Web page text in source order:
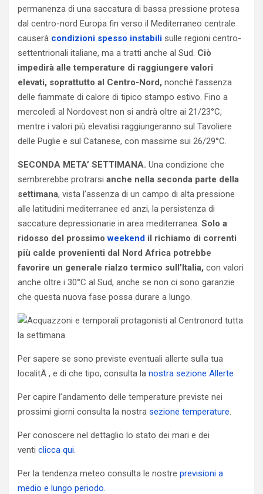
permanenza di una saccatura di bassa pressione protesa
dal centro-nord Europa fin verso il Mediterraneo centrale
causerà condizioni spesso instabili sulle regioni centro-
settentrionali italiane, ma a tratti anche al Sud. Ciò
impedirà alle temperature di raggiungere valori
elevati, soprattutto al Centro-Nord, nonché l’assenza
delle fiammate di calore di tipico stampo estivo. Fino a
mercoledì al Nordovest non si andrà oltre ai 21/23°C,
mentre i valori più elevatisi raggiungeranno sul Tavoliere
delle Puglie e sul Catanese, con massime sui 26/29°C.
SECONDA META’ SETTIMANA. Una condizione che
sembrerebbe protrarsi anche nella seconda parte della
settimana, vista l’assenza di un campo di alta pressione
alle latitudini mediterranee ed anzi, la persistenza di
saccature depressionarie in area mediterranea. Solo a
ridosso del prossimoweekend il richiamo di correnti
più calde provenienti dal Nord Africa potrebbe
favorire un generale rialzo termico sull’Italia, con valori
anche oltre i 30°C al Sud, anche se non ci sono garanzie
che questa nuova fase possa durare a lungo.
Per sapere se sono previste eventuali allerte sulla tua
localitÃ , e di che tipo, consulta la nostra sezione Allerte
Per capire l’andamento delle temperature previste nei
prossimi giorni consulta la nostra sezione temperature.
Per conoscere nel dettaglio lo stato dei mari e dei
venti clicca qui.
Per la tendenza meteo consulta le nostre previsioni a
medio e lungo periodo.